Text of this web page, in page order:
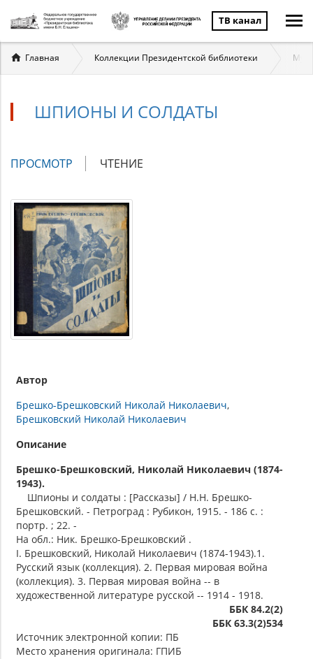
ТВ канал
Вы
здесь
Главная Коллекции Президентской библиотеки
ШПИОНЫ И СОЛДАТЫ
Главные
ПРОСМОТР (АКТИВНАЯ
ЧТЕНИЕ
Автор
Брешко-Брешковский Николай Николаевич
Брешковский Николай Николаевич
Описание
Брешко-Брешковский, Николай Николаевич (1874-
1943).
Шпионы и солдаты : [Рассказы] / Н.Н. Брешко-
Брешковский. - Петроград : Рубикон, 1915. - 186 с. :
портр. ; 22. -
На обл.: Ник. Брешко-Брешковский .
I. Брешковский, Николай Николаевич (1874-1943).1.
Русский язык (коллекция). 2. Первая мировая война
(коллекция). 3. Первая мировая война -- в
художественной литературе русской -- 1914 - 1918.
ББК 84.2(2)
ББК 63.3(2)534
Источник электронной копии: ПБ
Место хранения оригинала: ГПИБ